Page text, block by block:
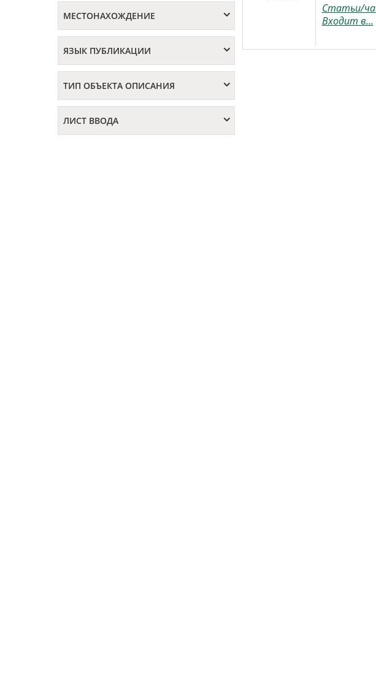
МЕСТОНАХОЖДЕНИЕ
ЯЗЫК ПУБЛИКАЦИИ
ТИП ОБЪЕКТА ОПИСАНИЯ
ЛИСТ ВВОДА
Статьи/
Входит в...